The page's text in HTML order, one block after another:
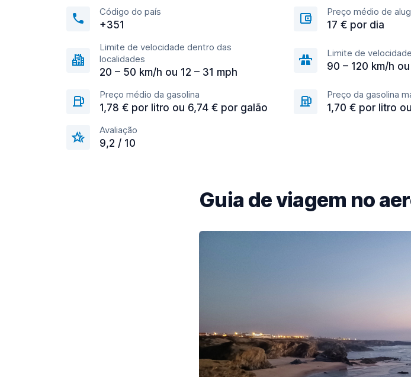
Código do país
+351
Preço médio de
17 € por dia
Limite de velocidade dentro das
localidades
20 – 50 km/h ou 12 – 31 mph
Limite de
90 – 120 km/h
Preço médio da gasolina
1,78 € por litro ou 6,74 € por galão
Preço da gasolina
1,70 € por litro
Avaliação
9,2 / 10
Guia de viagem no